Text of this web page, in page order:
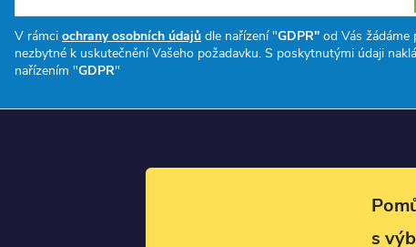
V rámci ochrany osobních údajů dle nařízení "GDPR" od Vás žádáme
nezbytné k uskutečnění Vašeho požadavku. S poskytnutými údaji
nařízením "GDPR"